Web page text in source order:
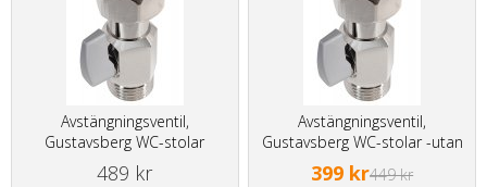
Avstängningsventil,
Gustavsberg WC-stolar
489 kr
Avstängningsventil,
Gustavsberg WC-stolar -utan
förpackning
399 kr449 kr